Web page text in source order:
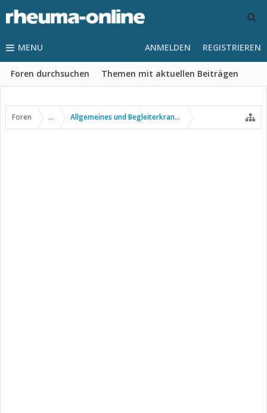
MENU
Foren durchsuchen Themen mit aktuellen Beiträgen
ANMELDEN REGISTRIEREN
Foren ... Allgemeines und Begleiterkrankungen